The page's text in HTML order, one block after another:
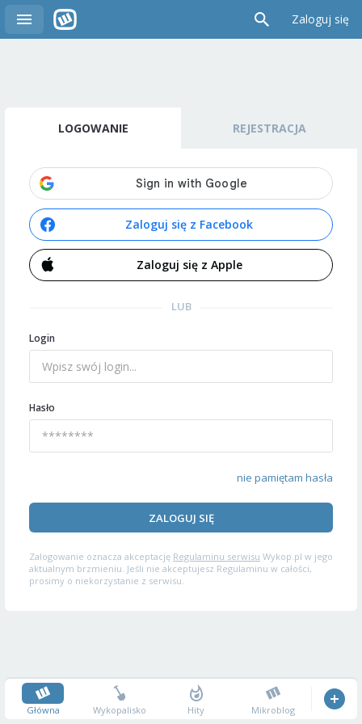
Zaloguj się
LOGOWANIE REJESTRACJA
Zaloguj się z Facebook
Zaloguj się z Apple
LUB
Login
Hasło
nie pamiętam hasła
ZALOGUJ SIĘ
Zalogowanie oznacza akceptację Regulaminu serwisu Wykop.pl w jego
aktualnym brzmieniu. Jeśli nie akceptujesz Regulaminu w całości,
prosimy o niekorzystanie z serwisu.
Główna Wykopalisko Hity Mikroblog